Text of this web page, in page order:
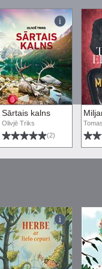
man nestāstīja
Sārtais kalns
Olivjē Triks
(2)